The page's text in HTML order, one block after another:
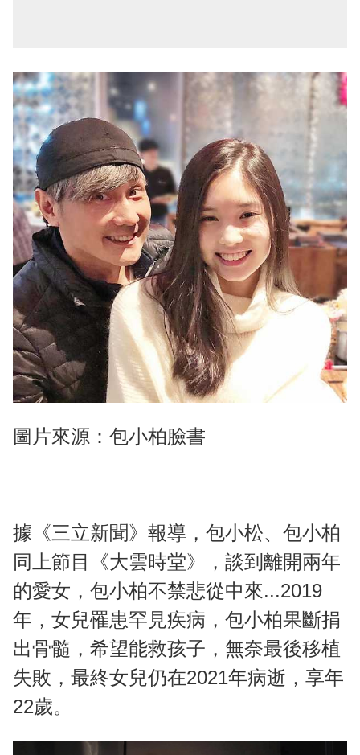
圖片來源：包小柏臉書
據《三立新聞》報導，包小松、包小柏
同上節目《大雲時堂》，談到離開兩年
的愛女，包小柏不禁悲從中來...2019
年，女兒罹患罕見疾病，包小柏果斷捐
出骨髓，希望能救孩子，無奈最後移植
失敗，最終女兒仍在2021年病逝，享年
22歲。